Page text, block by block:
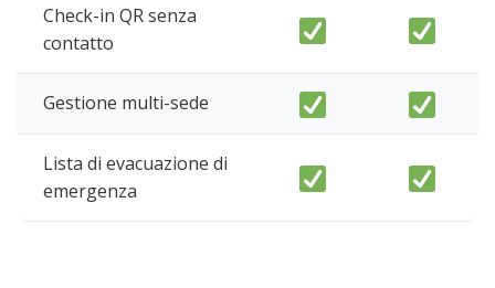
Check-in QR senza
contatto
Gestione multi-sede
Lista di evacuazione di
emergenza